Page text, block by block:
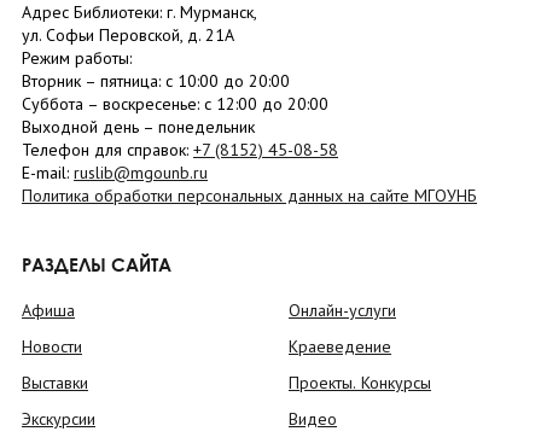
Адрес Библиотеки: г. Мурманск,
ул. Софьи Перовской, д. 21А
Режим работы:
Вторник – пятница: с 10:00 до 20:00
Суббота – воскресенье: c 12:00 до 20:00
Выходной день – понедельник
Телефон для справок: +7 (8152) 45-08-58
E-mail: ruslib@mgounb.ru
Политика обработки персональных данных на сайте МГОУНБ
РАЗДЕЛЫ САЙТА
Афиша
Новости
Выставки
Экскурсии
Онлайн-услуги
Краеведение
Проекты. Конкурсы
Видео